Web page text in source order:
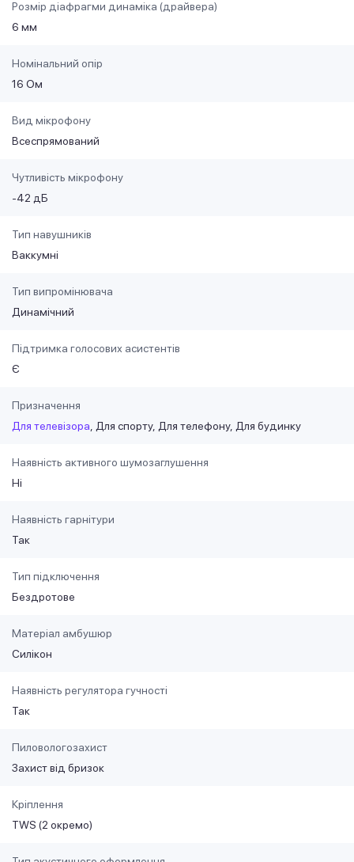
Розмір діафрагми динаміка (драйвера)
6 мм
Номінальний опір
16 Ом
Вид мікрофону
Всеспрямований
Чутливість мікрофону
-42 дБ
Тип навушників
Ваккумні
Тип випромінювача
Динамічний
Підтримка голосових асистентів
Є
Призначення
Для телевізора
Для спорту Для телефону Для будинку
Наявність активного шумозаглушення
Ні
Наявність гарнітури
Так
Тип підключення
Бездротове
Матеріал амбушюр
Силікон
Наявність регулятора гучності
Так
Пиловологозахист
Захист від бризок
Кріплення
TWS (2 окремо)